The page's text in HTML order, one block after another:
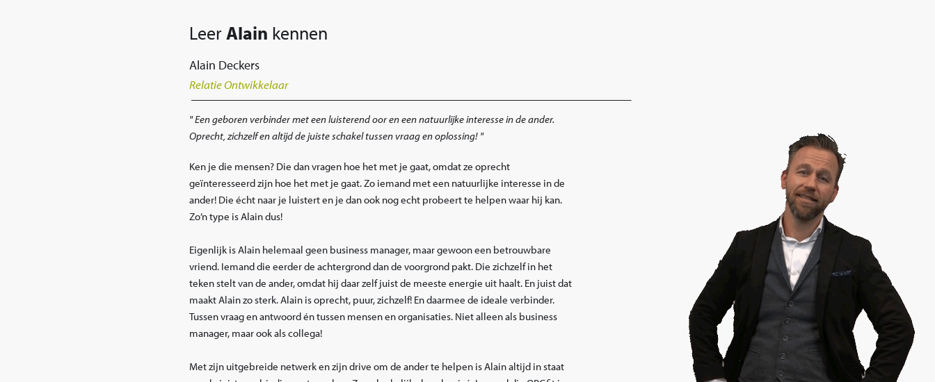
LeerAlain kennen
Alain Deckers
Relatie Ontwikkelaar
Een geboren verbinder met een luisterend oor en een natuurlijke interesse in de ander.
Oprecht, zichzelf en altijd de juiste schakel tussen vraag en oplossing!
Ken je die mensen? Die dan vragen hoe het met je gaat, omdat ze oprecht
geïnteresseerd zijn hoe het met je gaat. Zo iemand met een natuurlijke interesse in de
ander! Die écht naar je luistert en je dan ook nog echt probeert te helpen waar hij kan.
Zo’n type is Alain dus!
Eigenlijk is Alain helemaal geen business manager, maar gewoon een betrouwbare
vriend. Iemand die eerder de achtergrond dan de voorgrond pakt. Die zichzelf in het
teken stelt van de ander, omdat hij daar zelf juist de meeste energie uit haalt. En juist dat
maakt Alain zo sterk. Alain is oprecht, puur, zichzelf! En daarmee de ideale verbinder.
Tussen vraag en antwoord én tussen mensen en organisaties. Niet alleen als business
manager, maar ook als collega!
Met zijn uitgebreide netwerk en zijn drive om de ander te helpen is Alain altijd in staat